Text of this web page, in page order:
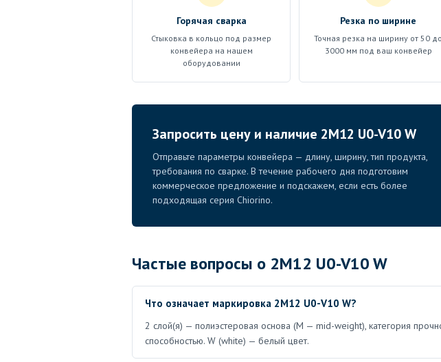
Горячая сварка
Стыковка в кольцо под размер
конвейера на нашем
оборудовании
Резка по ширине
Точная резка на ширину от 50 до
3000 мм под ваш конвейер
Запросить цену и наличие 2M12 U0-V10 W
Отправьте параметры конвейера — длину, ширину, тип продукта,
требования по сварке. В течение рабочего дня подготовим
коммерческое предложение и подскажем, если есть более
подходящая серия Chiorino.
Частые вопросы о 2M12 U0-V10 W
Что означает маркировка 2M12 U0-V10 W?
2 слой(я) — полиэстеровая основа (M — mid-weight), категория
способностью. W (white) — белый цвет.